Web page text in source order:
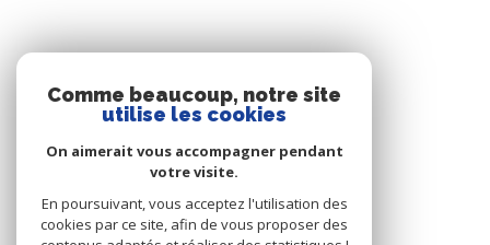
NOUS SUIVRE
Comme beaucoup, notre site
utilise les cookies
On aimerait vous accompagner pendant
votre visite.
En poursuivant, vous acceptez l'utilisation des
cookies par ce site, afin de vous proposer des